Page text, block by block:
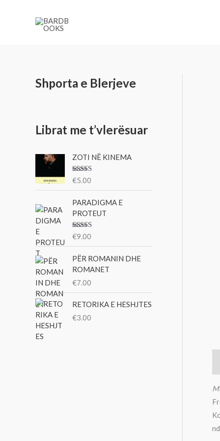
Shporta e Blerjeve
Librat me t’vlerësuar
ZOTI NË KINEMA
Vlerësu
nga 5
€5.00
PARADIGMA E
PROTEUT
Vlerësu
nga 5
€9.00
PËR ROMANIN DHE
ROMANET
€7.00
RETORIKA E HESHJTES
€3.00